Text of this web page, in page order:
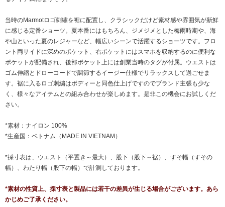
当時のMarmotロゴ刺繍を裾に配置し、クラシックだけど素材感や雰囲気が新鮮
に感じる定番ショーツ。夏本番にはもちろん、ジメジメとした梅雨時期や、海
や山といった夏のレジャーなど、幅広いシーンで活躍するショーツです。フロ
ント両サイドに深めのポケット、右ポケットにはスマホを収納するのに便利な
ポケットが配備され、後部ポケット上には創業当時のタグが付属。ウエストは
ゴム伸縮とドローコードで調節するイージー仕様でリラックスして過ごせま
す。裾に入るロゴ刺繍はボディーと同色仕上げですのでブランド主張も少な
く、様々なアイテムとの組み合わせが楽しめます。是非この機会にお試しくだ
さい。
*素材：ナイロン 100%
*生産国：ベトナム（MADE IN VIETNAM）
*採寸表は、ウエスト（平置き～最大）、股下（股下～裾）、すそ幅（すその
幅）、わたり幅（股下の幅）で計測しております。
*素材の性質上、採寸表と製品には若干の差異が生じる場合がございます。あら
かじめご了承ください。